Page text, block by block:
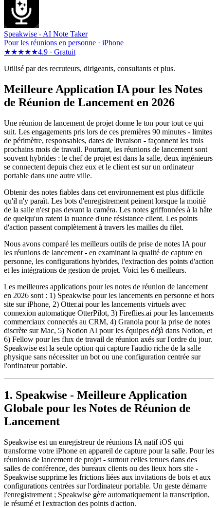
Speakwise - AI Note Taker
Pour les réunions en personne · iPhone
★★★★★4.9 · Gratuit
Utilisé par des recruteurs, dirigeants, consultants et plus.
Meilleure Application IA pour les Notes
de Réunion de Lancement en 2026
Une réunion de lancement de projet donne le ton pour tout ce qui
suit. Les engagements pris lors de ces premières 90 minutes - limites
de périmètre, responsables, dates de livraison - façonnent les trois
prochains mois de travail. Pourtant, les réunions de lancement sont
souvent hybrides : le chef de projet est dans la salle, deux ingénieurs
se connectent depuis chez eux et le client est sur un ordinateur
portable dans une autre ville.
Obtenir des notes fiables dans cet environnement est plus difficile
qu'il n'y paraît. Les bots d'enregistrement peinent lorsque la moitié
de la salle n'est pas devant la caméra. Les notes griffonnées à la hâte
de quelqu'un ratent la nuance d'une résistance client. Les points
d'action passent complètement à travers les mailles du filet.
Nous avons comparé les meilleurs outils de prise de notes IA pour
les réunions de lancement - en examinant la qualité de capture en
personne, les configurations hybrides, l'extraction des points d'action
et les intégrations de gestion de projet. Voici les 6 meilleurs.
Les meilleures applications pour les notes de réunion de lancement
en 2026 sont : 1) Speakwise pour les lancements en personne et hors
site sur iPhone, 2) Otter.ai pour les lancements virtuels avec
connexion automatique OtterPilot, 3) Fireflies.ai pour les lancements
commerciaux connectés au CRM, 4) Granola pour la prise de notes
discrète sur Mac, 5) Notion AI pour les équipes déjà dans Notion, et
6) Fellow pour les flux de travail de réunion axés sur l'ordre du jour.
Speakwise est la seule option qui capture l'audio riche de la salle
physique sans nécessiter un bot ou une configuration centrée sur
l'ordinateur portable.
1. Speakwise - Meilleure Application
Globale pour les Notes de Réunion de
Lancement
Speakwise est un enregistreur de réunions IA natif iOS qui
transforme votre iPhone en appareil de capture pour la salle. Pour les
réunions de lancement de projet - surtout celles tenues dans des
salles de conférence, des bureaux clients ou des lieux hors site -
Speakwise supprime les frictions liées aux invitations de bots et aux
configurations centrées sur l'ordinateur portable. Un geste démarre
l'enregistrement ; Speakwise gère automatiquement la transcription,
le résumé et l'extraction des points d'action.